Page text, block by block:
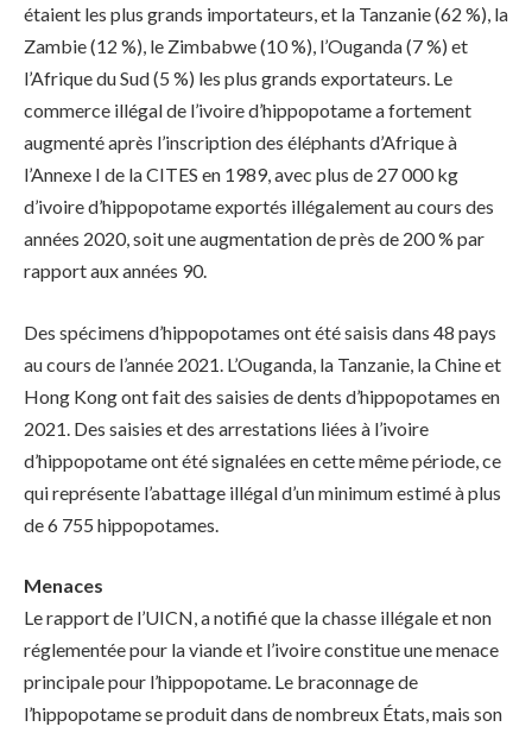
étaient les plus grands importateurs, et la Tanzanie (62 %), la
Zambie (12 %), le Zimbabwe (10 %), l’Ouganda (7 %) et
l’Afrique du Sud (5 %) les plus grands exportateurs. Le
commerce illégal de l’ivoire d’hippopotame a fortement
augmenté après l’inscription des éléphants d’Afrique à
l’Annexe I de la CITES en 1989, avec plus de 27 000 kg
d’ivoire d’hippopotame exportés illégalement au cours des
années 2020, soit une augmentation de près de 200 % par
rapport aux années 90.
Des spécimens d’hippopotames ont été saisis dans 48 pays
au cours de l’année 2021. L’Ouganda, la Tanzanie, la Chine et
Hong Kong ont fait des saisies de dents d’hippopotames en
2021. Des saisies et des arrestations liées à l’ivoire
d’hippopotame ont été signalées en cette même période, ce
qui représente l’abattage illégal d’un minimum estimé à plus
de 6 755 hippopotames.
Menaces
Le rapport de l’UICN, a notifié que la chasse illégale et non
réglementée pour la viande et l’ivoire constitue une menace
principale pour l’hippopotame. Le braconnage de
l’hippopotame se produit dans de nombreux États, mais son